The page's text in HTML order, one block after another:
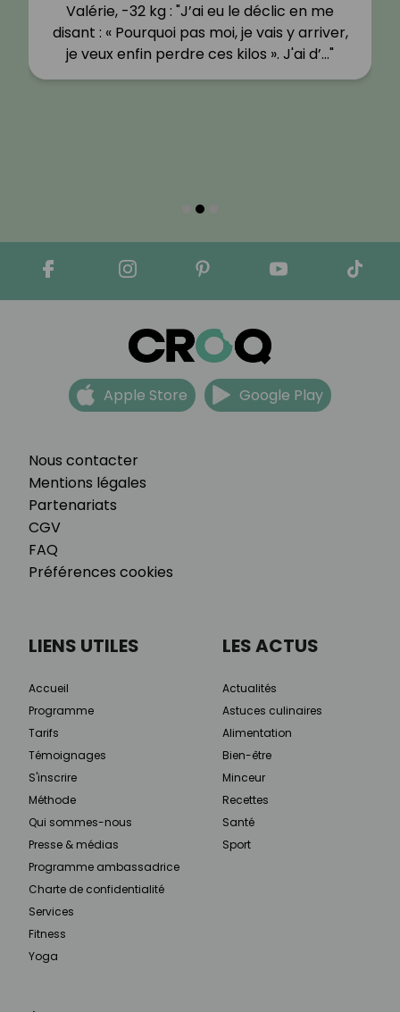
Valérie, -32 kg : "J’ai eu le déclic en me
disant : « Pourquoi pas moi, je vais y arriver,
je veux enfin perdre ces kilos ». J'ai d’…"
Nous contacter
Mentions légales
Partenariats
CGV
FAQ
Préférences cookies
Apple Store Google Play
LIENS UTILES
Accueil
Programme
Tarifs
Témoignages
S'inscrire
Méthode
Qui sommes-nous
Presse & médias
Programme ambassadrice
Charte de confidentialité
Services
Fitness
Yoga
LES ACTUS
Actualités
Astuces culinaires
Alimentation
Bien-être
Minceur
Recettes
Santé
Sport